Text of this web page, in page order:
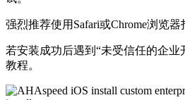
强烈推荐使用Safari或Chrome浏览器
若安装成功后遇到“未受信任的企
教程。